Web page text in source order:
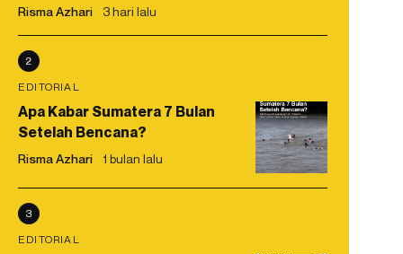
Risma Azhari 3 hari lalu
2
EDITORIAL
Apa Kabar Sumatera 7 Bulan
Setelah Bencana?
Risma Azhari 1 bulan lalu
3
EDITORIAL